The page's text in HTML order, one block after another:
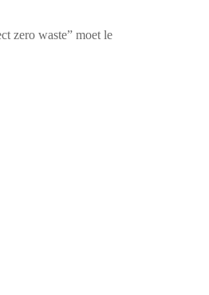
zero waste” moet le